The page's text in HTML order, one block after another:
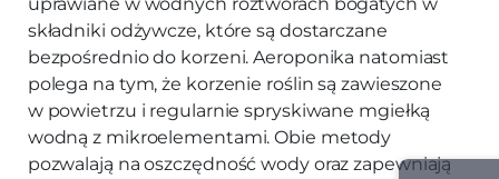
uprawiane w wodnych roztworach bogatych w
składniki odżywcze, które są dostarczane
bezpośrednio do korzeni. Aeroponika natomiast
polega na tym, że korzenie roślin są zawieszone
w powietrzu i regularnie spryskiwane mgiełką
wodną z mikroelementami. Obie metody
pozwalają na oszczędność wody oraz zapewniają